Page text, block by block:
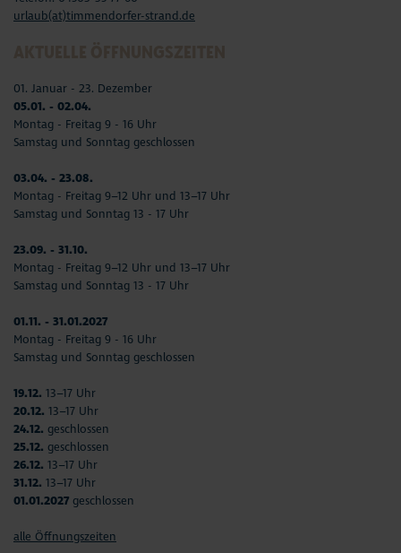
urlaub(at)timmendorfer-strand.de
01. Januar - 23. Dezember
05.01. - 02.04.
Montag - Freitag 9 - 16 Uhr
Samstag und Sonntag geschlossen
03.04. - 23.08.
Montag - Freitag 9–12 Uhr und 13–17 Uhr
Samstag und Sonntag 13 - 17 Uhr
23.09. - 31.10.
Montag - Freitag 9–12 Uhr und 13–17 Uhr
Samstag und Sonntag 13 - 17 Uhr
01.11. - 31.01.2027
Montag - Freitag 9 - 16 Uhr
Samstag und Sonntag geschlossen
19.12. 13–17 Uhr
20.12. 13–17 Uhr
24.12. geschlossen
25.12. geschlossen
26.12. 13–17 Uhr
31.12. 13–17 Uhr
01.01.2027 geschlossen
alle Öffnungszeiten